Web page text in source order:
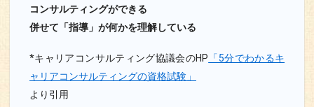
コンサルティングができる
併せて「指導」が何かを理解している
*キャリアコンサルティング協議会のHP 「5分でわかるキ
ャリアコンサルティングの資格試験」
より引用